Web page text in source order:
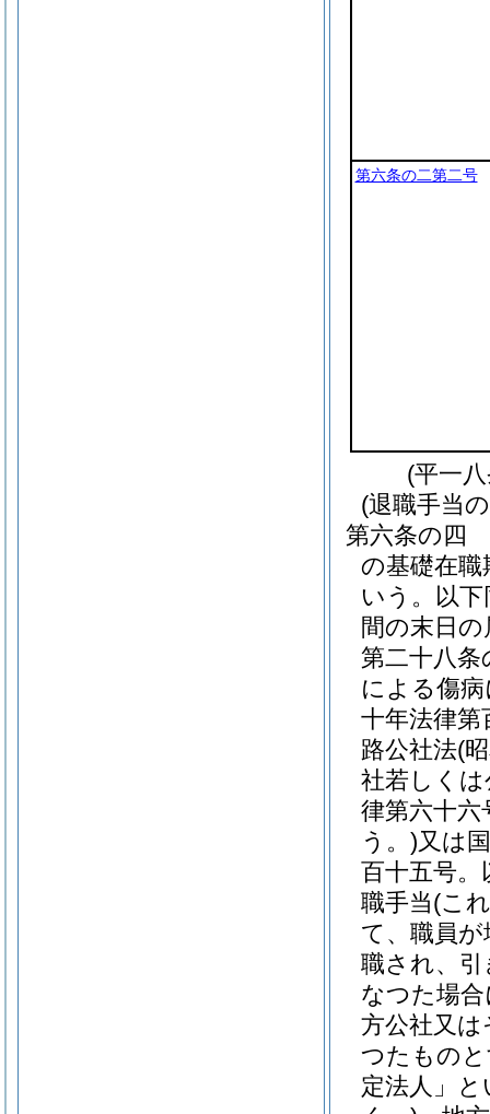
第六条の二第二号
(平一
(退職手当
第六条の四
の基礎在職
いう。以下
間の末日
第二十八
による傷
十年法律第
路公社法(
社若しく
律第六十六
う。)又は
百十五号。
職手当(こ
て、職員
職され、
なつた場
方公社又
つたもの
定法人」と